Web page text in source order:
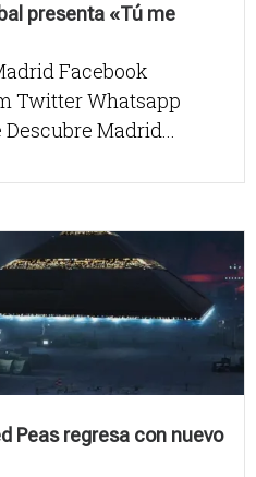
presenta «Tú me
Facebook
Twitter Whatsapp
Madrid...
Peas regresa con nuevo